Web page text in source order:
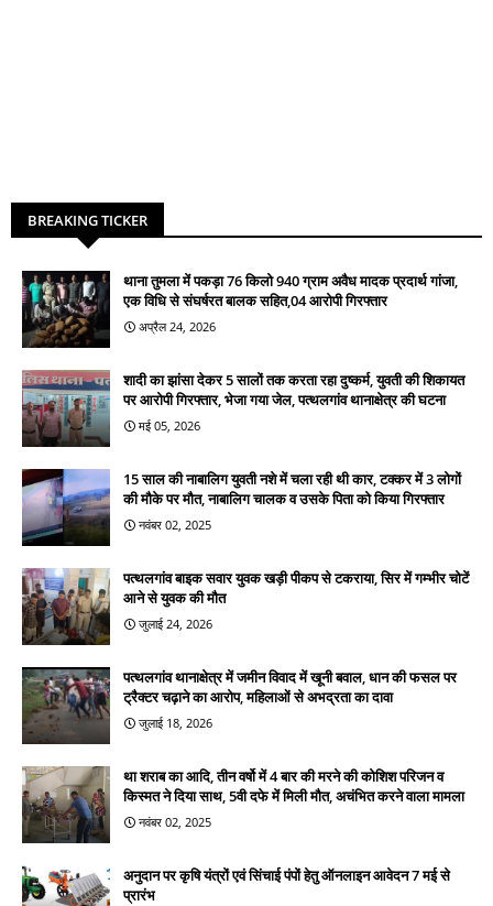
BREAKING TICKER
थाना तुमला में पकड़ा 76 किलो 940 ग्राम अवैध मादक प्रदार्थ गांजा,
एक विधि से संघर्षरत बालक सहित,04 आरोपी गिरफ्तार
अप्रैल 24, 2026
शादी का झांसा देकर 5 सालों तक करता रहा दुष्कर्म, युवती की शिकायत
पर आरोपी गिरफ्तार, भेजा गया जेल, पत्थलगांव थानाक्षेत्र की घटना
मई 05, 2026
15 साल की नाबालिग युवती नशे में चला रही थी कार, टक्कर में 3 लोगों
की मौके पर मौत, नाबालिग चालक व उसके पिता को किया गिरफ्तार
नवंबर 02, 2025
पत्थलगांव बाइक सवार युवक खड़ी पीकप से टकराया, सिर में गम्भीर चोटें
आने से युवक की मौत
जुलाई 24, 2026
पत्थलगांव थानाक्षेत्र में जमीन विवाद में खूनी बवाल, धान की फसल पर
ट्रैक्टर चढ़ाने का आरोप, महिलाओं से अभद्रता का दावा
जुलाई 18, 2026
था शराब का आदि, तीन वर्षो में 4 बार की मरने की कोशिश परिजन व
किस्मत ने दिया साथ, 5वी दफे में मिली मौत, अचंभित करने वाला मामला
नवंबर 02, 2025
अनुदान पर कृषि यंत्रों एवं सिंचाई पंपों हेतु ऑनलाइन आवेदन 7 मई से
प्रारंभ